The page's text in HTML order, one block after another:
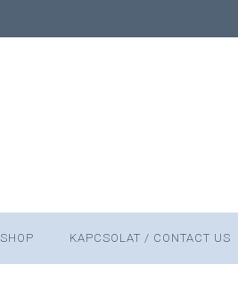
KAPCSOLAT / CONTACT US